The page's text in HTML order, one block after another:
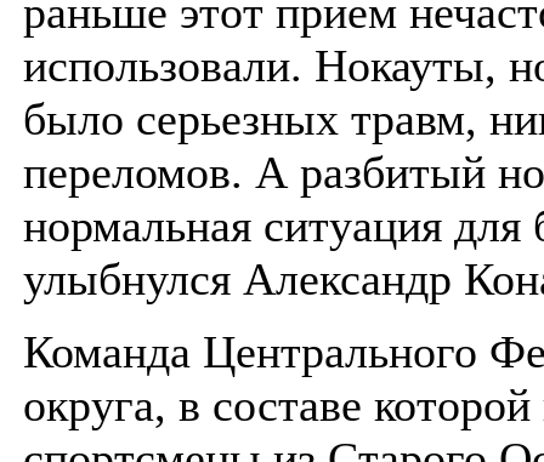
раньше этот прием
использовали. Нокауты,
было серьезных травм,
переломов. А разбитый
нормальная ситуация
улыбнулся Александр
Команда Центрального
округа, в составе